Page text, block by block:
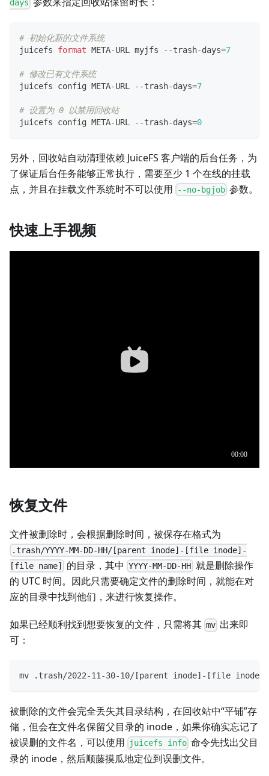
days
# 初始化新的文件系统
juicefs format META-URL myjfs --trash-days=7
# 修改已有文件系统
juicefs config META-URL --trash-days=7
# 设置为 0 以禁用回收站
juicefs config META-URL --trash-days=0
另外，回收站自动清理依赖 JuiceFS 客户端的后台任务，为
了保证后台任务能够正常执行，需要至少 1 个在线的挂载
点，并且在挂载文件系统时不可以使用
--no-bgjob 参数。
快速上手视频
恢复文件
文件被删除时，会根据删除时间，被保存在格式为
.trash/YYYY-MM-DD-HH/[parent inode]-[file inode]-
[file name]
的目录，其中YYYY-MM-DD-HH 就是删除操作
的 UTC 时间。因此只需要确定文件的删除时间，就能在对
应的目录中找到他们，来进行恢复操作。
如果已经顺利找到想要恢复的文件，只需将其 mv 出来即
可：
mv .trash/2022-11-30-10/[parent inode]-[file
被删除的文件会完全丢失其目录结构，在回收站中“平铺”存
储，但会在文件名保留父目录的 inode，如果你确实忘记了
被误删的文件名，可以使用
juicefs info 命令先找出父目
录的 inode，然后顺藤摸瓜地定位到误删文件。